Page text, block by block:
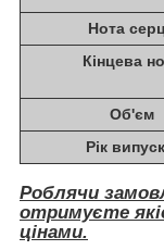
Нота
Кінцева
Об'єм
Рік
Роблячи
отримуєте
цінами.